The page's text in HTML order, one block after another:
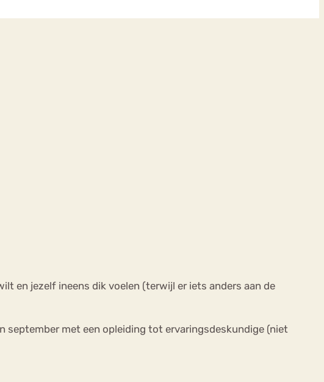
en jezelf ineens dik voelen (terwijl er iets anders aan de
september met een opleiding tot ervaringsdeskundige (niet